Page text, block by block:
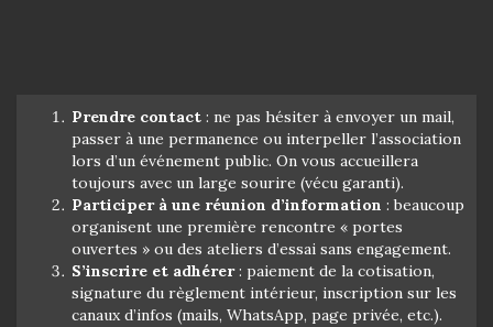
Prendre contact : ne pas hésiter à envoyer un mail,
passer à une permanence ou interpeller l’association
lors d’un événement public. On vous accueillera
toujours avec un large sourire (vécu garanti).
Participer à une réunion d’information : beaucoup
organisent une première rencontre « portes
ouvertes » ou des ateliers d’essai sans engagement.
S’inscrire et adhérer: paiement de la cotisation,
signature du règlement intérieur, inscription sur les
canaux d’infos (mails, WhatsApp, page privée, etc.).